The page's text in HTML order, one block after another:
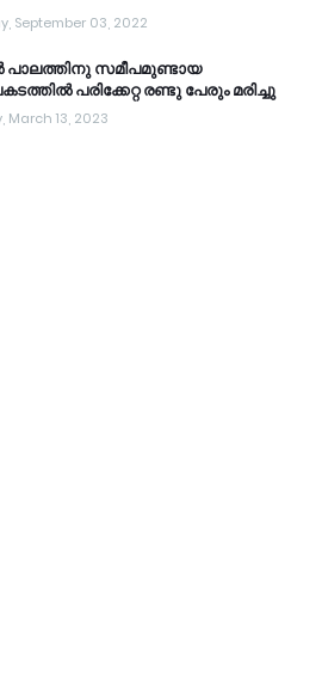
September 03, 2022
പാലത്തിനു സമീപമുണ്ടായ
പരിക്കേറ്റ രണ്ടു പേരും മരിച്ചു
March 13, 2023